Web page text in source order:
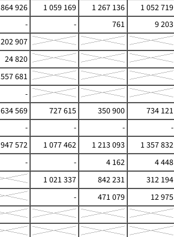
864 926 1 059 169 1 267 136 1 052 719
- - 761 9 203
202 907
24 820
557 681
-
634 569 727 615 350 900 734 121
- - - -
947 572 1 077 462 1 213 093 1 357 832
- - 4 162 4 448
1 021 337 842 231 312 194
- 471 079 12 975